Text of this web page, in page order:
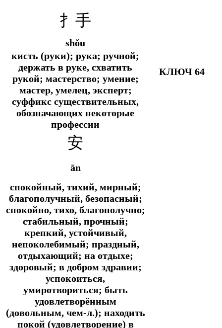
扌手
shǒu
кисть (руки); рука; ручной;
держать в руке, схватить
рукой; мастерство; умение;
мастер, умелец, эксперт;
суффикс существительных,
обозначающих некоторые
профессии
КЛЮЧ 64
安
ān
спокойный, тихий, мирный;
благополучный, безопасный;
спокойно, тихо, благополучно;
стабильный, прочный;
крепкий, устойчивый,
непоколебимый; праздный,
отдыхающий; на отдыхе;
здоровый; в добром здравии;
успокоиться,
умиротвориться; быть
удовлетворённым
(довольным, чем-л.); находить
покой (удовлетворение) в